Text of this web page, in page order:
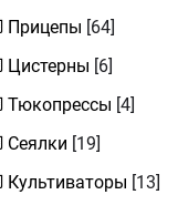
Прицепы [64]
Цистерны [6]
Тюкопрессы [4]
Сеялки [19]
Культиваторы [13]